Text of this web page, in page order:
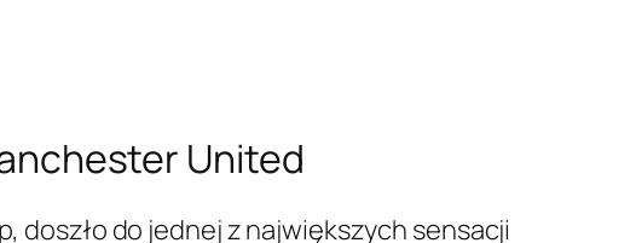
United
doszło do jednej z największych sensacji